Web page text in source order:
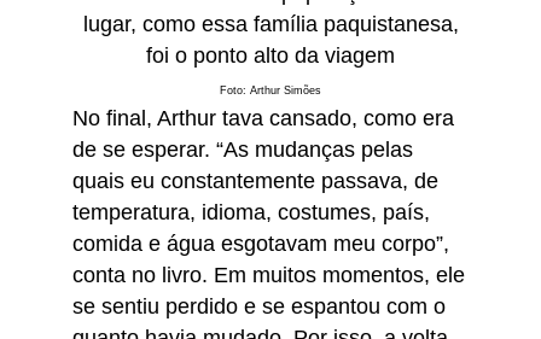
lugar, como essa família paquistanesa,
foi o ponto alto da viagem
Foto: Arthur Simões
No final, Arthur tava cansado, como era
de se esperar. “As mudanças pelas
quais eu constantemente passava, de
temperatura, idioma, costumes, país,
comida e água esgotavam meu corpo”,
conta no livro. Em muitos momentos, ele
se sentiu perdido e se espantou com o